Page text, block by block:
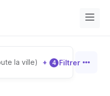
la ville) + 4 Filtrer